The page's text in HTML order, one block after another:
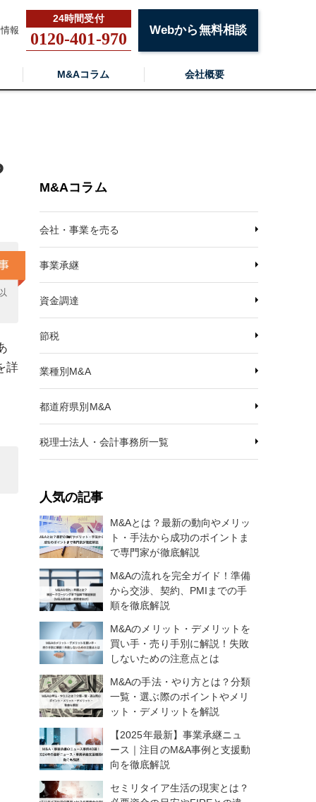
報 0120-401-970 Webから無料相談
M&Aコラム 会社概要
詳
M&Aコラム
会社・事業を売る
事業承継
資金調達
節税
業種別M&A
都道府県別M&A
税理士法人・会計事務所一覧
人気の記事
M&Aとは？最新の動向やメリッ
ト・手法から成功のポイントま
で専門家が徹底解説
M&Aの流れを完全ガイド！準備
から交渉、契約、PMIまでの手
順を徹底解説
M&Aのメリット・デメリットを
買い手・売り手別に解説！失敗
しないための注意点とは
M&Aの手法・やり方とは？分類
一覧・選ぶ際のポイントやメリ
ット・デメリットを解説
【2025年最新】事業承継ニュ
ース｜注目のM&A事例と支援動
向を徹底解説
セミリタイア生活の現実とは？